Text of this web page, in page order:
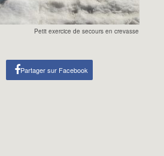
Petit exercice de secours en crevasse à la
Partager sur Facebook